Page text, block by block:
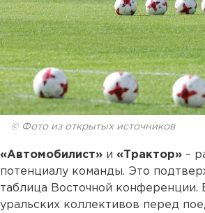
© Фото из открытых источников
«Автомобилист» и «Трактор» –
потенциалу команды. Это
таблица Восточной конференции.
уральских коллективов перед